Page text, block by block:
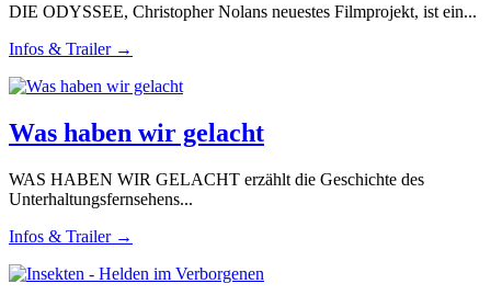
DIE ODYSSEE, Christopher Nolans neuestes Filmprojekt, ist ein...
Infos & Trailer →
Was haben wir gelacht
WAS HABEN WIR GELACHT erzählt die Geschichte des
Unterhaltungsfernsehens...
Infos & Trailer →